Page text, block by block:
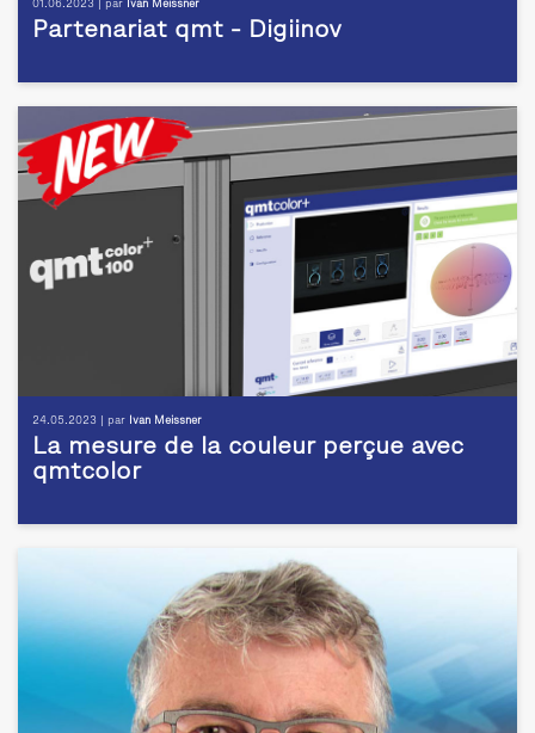
01.06.2023 | par Ivan Meissner
Partenariat qmt - Digiinov
24.05.2023 | par Ivan Meissner
La mesure de la couleur perçue avec
qmtcolor